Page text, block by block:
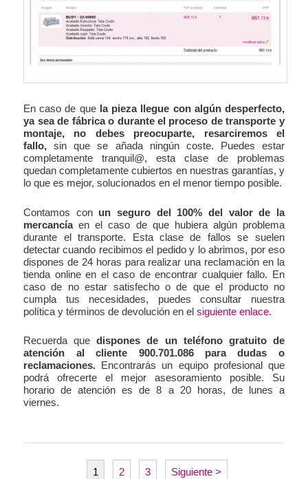
En caso de que la pieza llegue con algún desperfecto,
ya sea de fábrica o durante el proceso de transporte y
montaje, no debes preocuparte, resarciremos el
fallo, sin que se añada ningún coste. Puedes estar
completamente tranquil@, esta clase de problemas
quedan completamente cubiertos en nuestras garantías, y
lo que es mejor, solucionados en el menor tiempo posible.
Contamos con un seguro del 100% del valor de la
mercancíaen el caso de que hubiera algún problema
durante el transporte. Esta clase de fallos se suelen
detectar cuando recibimos el pedido y lo abrimos, por eso
dispones de 24 horas para realizar una reclamación en la
tienda online en el caso de encontrar cualquier fallo. En
caso de no estar satisfecho o de que el producto no
cumpla tus necesidades, puedes consultar nuestra
política y términos de devolución en elsiguiente enlace.
Recuerda quedispones de un teléfono gratuito de
atención al cliente 900.701.086 para dudas o
reclamaciones. Encontrarás un equipo profesional que
podrá ofrecerte el mejor asesoramiento posible. Su
horario de atención es de 8 a 20 horas, de lunes a
viernes.
1 2 3 Siguiente >